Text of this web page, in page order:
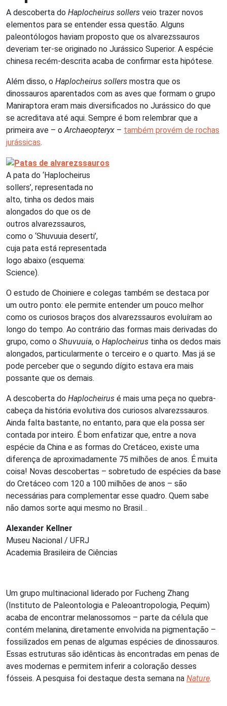
A descoberta do Haplocheirus sollers veio trazer novos
elementos para se entender essa questão. Alguns
paleontólogos haviam proposto que os alvarezssauros
deveriam ter-se originado no Jurássico Superior. A espécie
chinesa recém-descrita acaba de confirmar esta hipótese.
Além disso, o Haplocheirus sollers mostra que os
dinossauros aparentados com as aves que formam o grupo
Maniraptora eram mais diversificados no Jurássico do que
se acreditava até aqui. Sempre é bom relembrar que a
primeira ave – oArchaeopteryx – também provém de rochas
jurássicas.
A pata do ‘Haplocheirus
sollers’, representada no
alto, tinha os dedos mais
alongados do que os de
outros alvarezssauros,
como o ‘Shuvuuia deserti’,
cuja pata está representada
logo abaixo (esquema:
Science).
O estudo de Choiniere e colegas também se destaca por
um outro ponto: ele permite entender um pouco melhor
como os curiosos braços dos alvarezssauros evoluíram ao
longo do tempo. Ao contrário das formas mais derivadas do
grupo, como o Shuvuuia, o Haplocheirus tinha os dedos mais
alongados, particularmente o terceiro e o quarto. Mas já se
pode perceber que o segundo dígito estava era mais
possante que os demais.
A descoberta do Haplocheirus é mais uma peça no quebra-
cabeça da história evolutiva dos curiosos alvarezssauros.
Ainda falta bastante, no entanto, para que ela possa ser
contada por inteiro. É bom enfatizar que, entre a nova
espécie da China e as formas do Cretáceo, existe uma
diferença de aproximadamente 75 milhões de anos. É muita
coisa! Novas descobertas – sobretudo de espécies da base
do Cretáceo com 120 a 100 milhões de anos – são
necessárias para complementar esse quadro. Quem sabe
não damos sorte aqui mesmo no Brasil…
Alexander Kellner
Museu Nacional / UFRJ
Academia Brasileira de Ciências
Um grupo multinacional liderado por Fucheng Zhang
(Instituto de Paleontologia e Paleoantropologia, Pequim)
acaba de encontrar melanossomos – parte da célula que
contém melanina, diretamente envolvida na pigmentação –
fossilizados em penas de algumas espécies de dinossauros.
Essas estruturas são idênticas às encontradas em penas de
aves modernas e permitem inferir a coloração desses
fósseis. A pesquisa foi destaque desta semana na Nature.